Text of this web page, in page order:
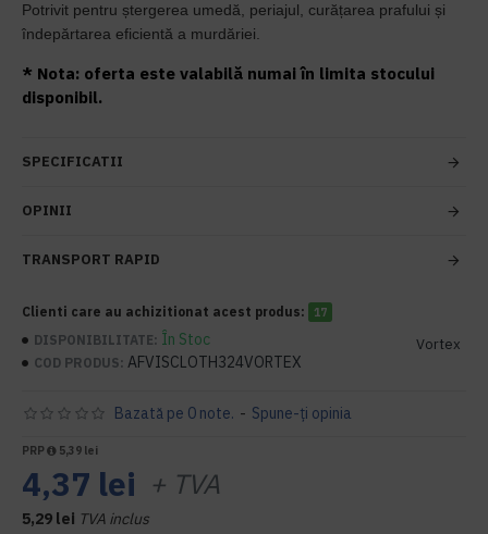
Potrivit pentru ștergerea umedă, periajul, curățarea prafului și
îndepărtarea eficientă a murdăriei.
* Nota: oferta este valabilă numai în limita stocului
disponibil.
SPECIFICATII
OPINII
TRANSPORT RAPID
Clienti care au achizitionat acest produs: 17
DISPONIBILITATE: În Stoc
COD PRODUS: AFVISCLOTH324VORTEX
Vortex
Bazată pe 0 note. - Spune-ţi opinia
PRP 5,39 lei
4,37 lei + TVA
5,29 lei TVA inclus